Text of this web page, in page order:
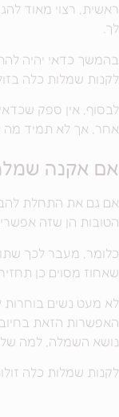
ראשית, רצוי מאוד
לך.
בהמשך כדאי יהיה
לקנות שמלות כלה בזול מיד 2, וזו עוד אפשרות שבהחלט
לבסוף, אין ספק
אחר, אך לא תמיד מה
אם אקנה
אם גם את התחלת
הטובות הן שזה
כלומר, מעבר לכך
שאחוז מסוים כן
לא מעט נשים בוחרות
האפשרות הזאת
נושא השמלה, למה
לקנות שמלות כלה